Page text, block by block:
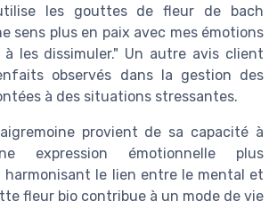
les gouttes de fleur de bach
sens plus en paix avec mes émotions
les dissimuler." Un autre avis client
observés dans la gestion des
à des situations stressantes.
provient de sa capacité à
expression émotionnelle plus
harmonisant le lien entre le mental et
fleur bio contribue à un mode de vie